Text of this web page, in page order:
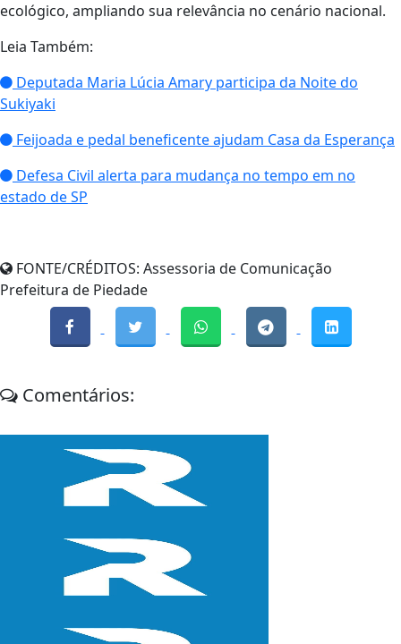
ecológico, ampliando sua relevância no cenário nacional.
Leia Também:
Deputada Maria Lúcia Amary participa da Noite do
Sukiyaki
Feijoada e pedal beneficente ajudam Casa da Esperança
Defesa Civil alerta para mudança no tempo em no
estado de SP
FONTE/CRÉDITOS: Assessoria de Comunicação
Prefeitura de Piedade
Comentários: